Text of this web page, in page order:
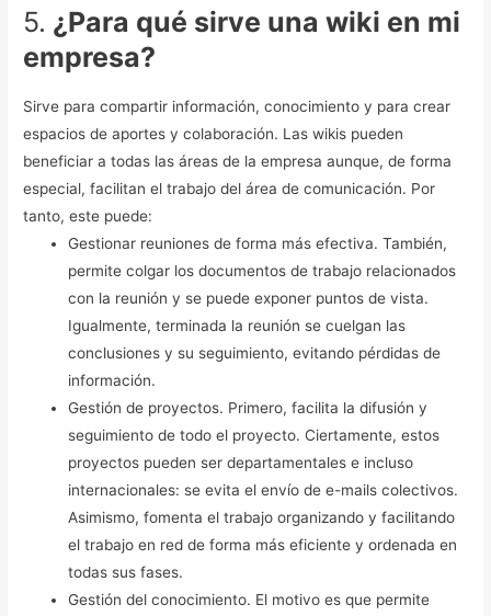
5. ¿Para qué sirve una wiki en mi
empresa?
Sirve para compartir información, conocimiento y para crear
espacios de aportes y colaboración. Las wikis pueden
beneficiar a todas las áreas de la empresa aunque, de forma
especial, facilitan el trabajo del área de comunicación. Por
tanto, este puede:
Gestionar reuniones de forma más efectiva. También,
permite colgar los documentos de trabajo relacionados
con la reunión y se puede exponer puntos de vista.
Igualmente, terminada la reunión se cuelgan las
conclusiones y su seguimiento, evitando pérdidas de
información.
Gestión de proyectos. Primero, facilita la difusión y
seguimiento de todo el proyecto. Ciertamente, estos
proyectos pueden ser departamentales e incluso
internacionales: se evita el envío de e-mails colectivos.
Asimismo, fomenta el trabajo organizando y facilitando
el trabajo en red de forma más eficiente y ordenada en
todas sus fases.
Gestión del conocimiento. El motivo es que permite